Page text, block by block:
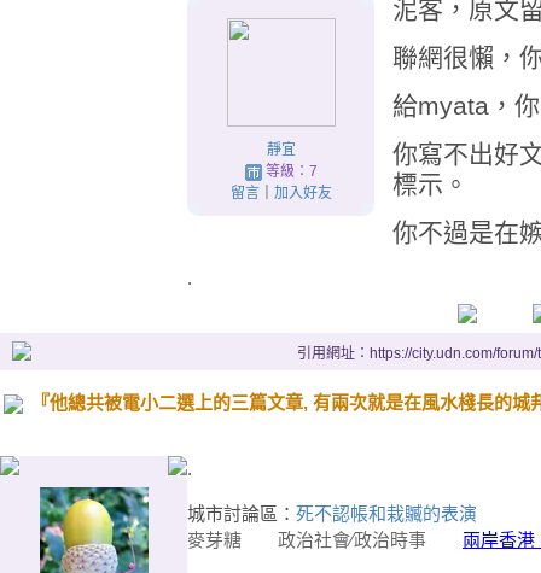
靜宜
等級：7
留言｜ 加入好友
泥客，原文
聯網很懶，
給myata，
你寫不出好
標示。
你不過是在
.
引用網址：https://city.udn.com/
『他總共被電小二選上的三篇文章, 有兩次就是在風水棧長的城
.
城市討論區： 死不認帳和栽贓的表演
麥芽糖 政治社會∕政治時事 兩岸香